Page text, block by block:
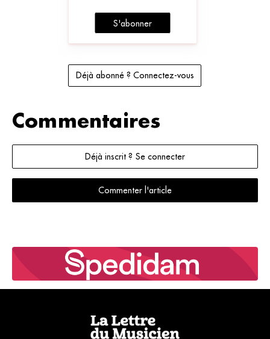
S'abonner
Déjà abonné ? Connectez-vous
Commentaires
Déjà inscrit ? Se connecter
Commenter l'article